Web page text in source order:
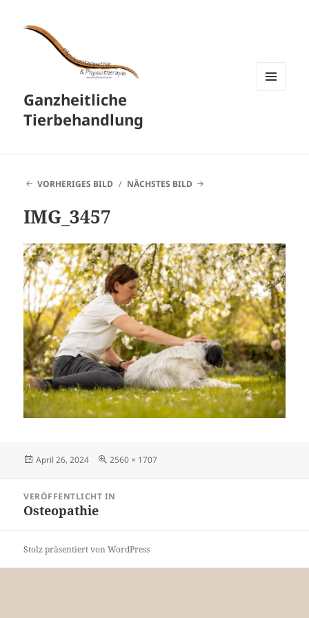
Ganzheitliche
Tierbehandlung
VORHERIGES BILD NÄCHSTES BILD
IMG_3457
Veröffentlicht
April 26, 2024 Originalgröße
2560 × 1707
VERÖFFENTLICHT IN
Osteopathie
Stolz präsentiert von WordPress